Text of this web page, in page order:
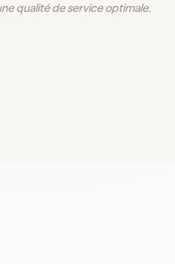
qualité de service optimale.